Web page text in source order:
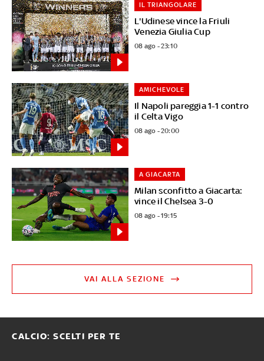
L'Udinese vince la Friuli
Venezia Giulia Cup
IL TRIANGOLARE
08 ago - 23:10
Il Napoli pareggia 1-1 contro
il Celta Vigo
AMICHEVOLE
08 ago - 20:00
Milan sconfitto a Giacarta:
vince il Chelsea 3-0
A GIACARTA
08 ago - 19:15
VAI ALLA SEZIONE
CALCIO: SCELTI PER TE